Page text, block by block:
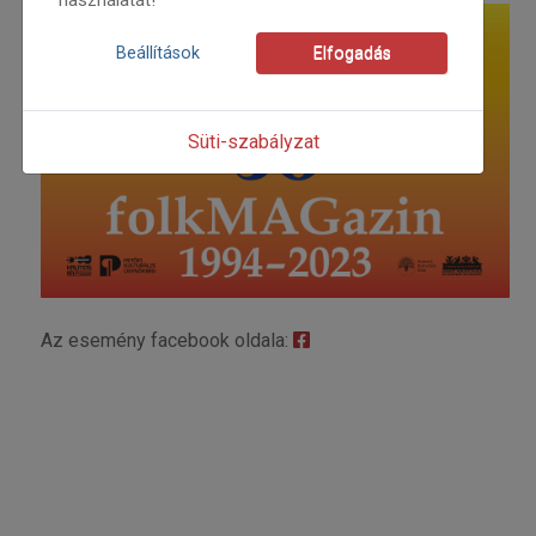
Az esemény facebook oldala:
Beállítások Elfogadás
Süti-szabályzat